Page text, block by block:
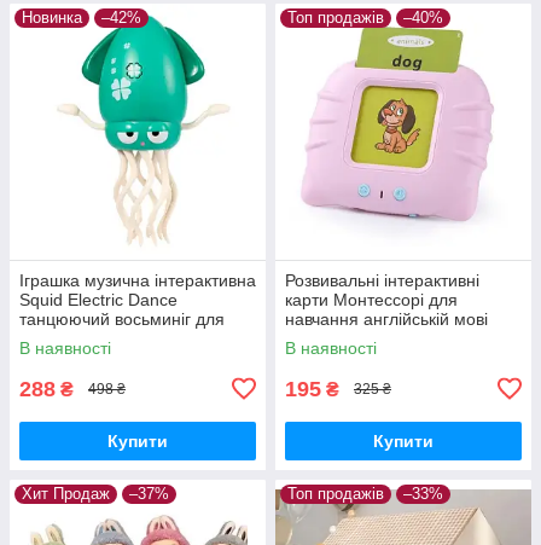
Новинка –42%
Іграшка музична інтерактивна
Squid Electric Dance
танцюючий восьминіг для
малюків Зелений
В наявності
288 ₴ 498 ₴
Купити
Топ продажів –40%
Розвивальні інтерактивні
карти Монтессорі для
навчання англійській мові
Рожевий
В наявності
195 ₴ 325 ₴
Купити
Хит Продаж –37% Топ продажів –33%